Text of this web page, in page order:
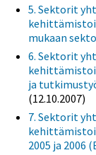
5. Sektorit
mukaan
6. Sektorit
ja
(12.10.2007)
7. Sektorit
2005 ja 2006